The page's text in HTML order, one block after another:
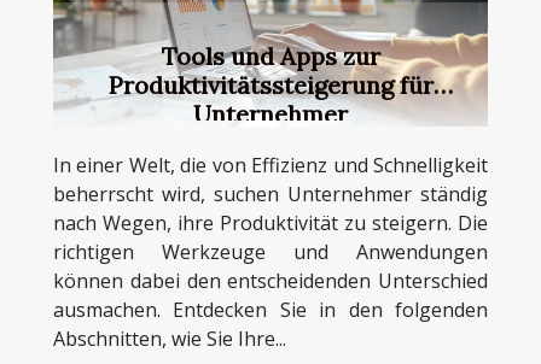
Tools und Apps zur
Produktivitätssteigerung für
Unternehmer
In einer Welt, die von Effizienz und Schnelligkeit
beherrscht wird, suchen Unternehmer ständig
nach Wegen, ihre Produktivität zu steigern. Die
richtigen Werkzeuge und Anwendungen
können dabei den entscheidenden Unterschied
ausmachen. Entdecken Sie in den folgenden
Abschnitten, wie Sie Ihre...